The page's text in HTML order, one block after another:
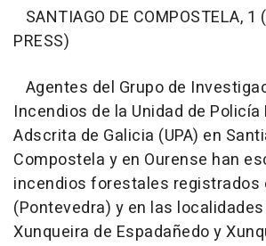
SANTIAGO DE COMPOSTELA, 1
PRESS)
Agentes del Grupo de
Incendios de la Unidad de
Adscrita de Galicia (UPA) en
Compostela y en Ourense han
incendios forestales registrados
(Pontevedra) y en las
Xunqueira de Espadañedo y